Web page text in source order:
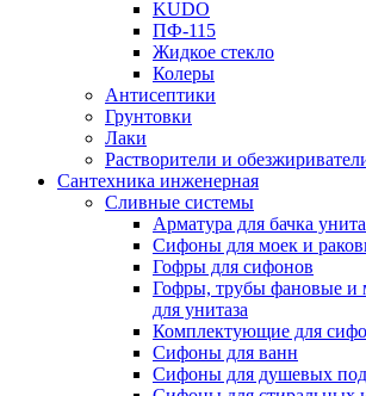
KUDO
ПФ-115
Жидкое стекло
Колеры
Антисептики
Грунтовки
Лаки
Растворители и
Сантехника инженерная
Сливные системы
Арматура для бачка
Сифоны для моек и
Гофры для сифонов
Гофры, трубы фановые и
для унитаза
Комплектующие для
Сифоны для ванн
Сифоны для душевых